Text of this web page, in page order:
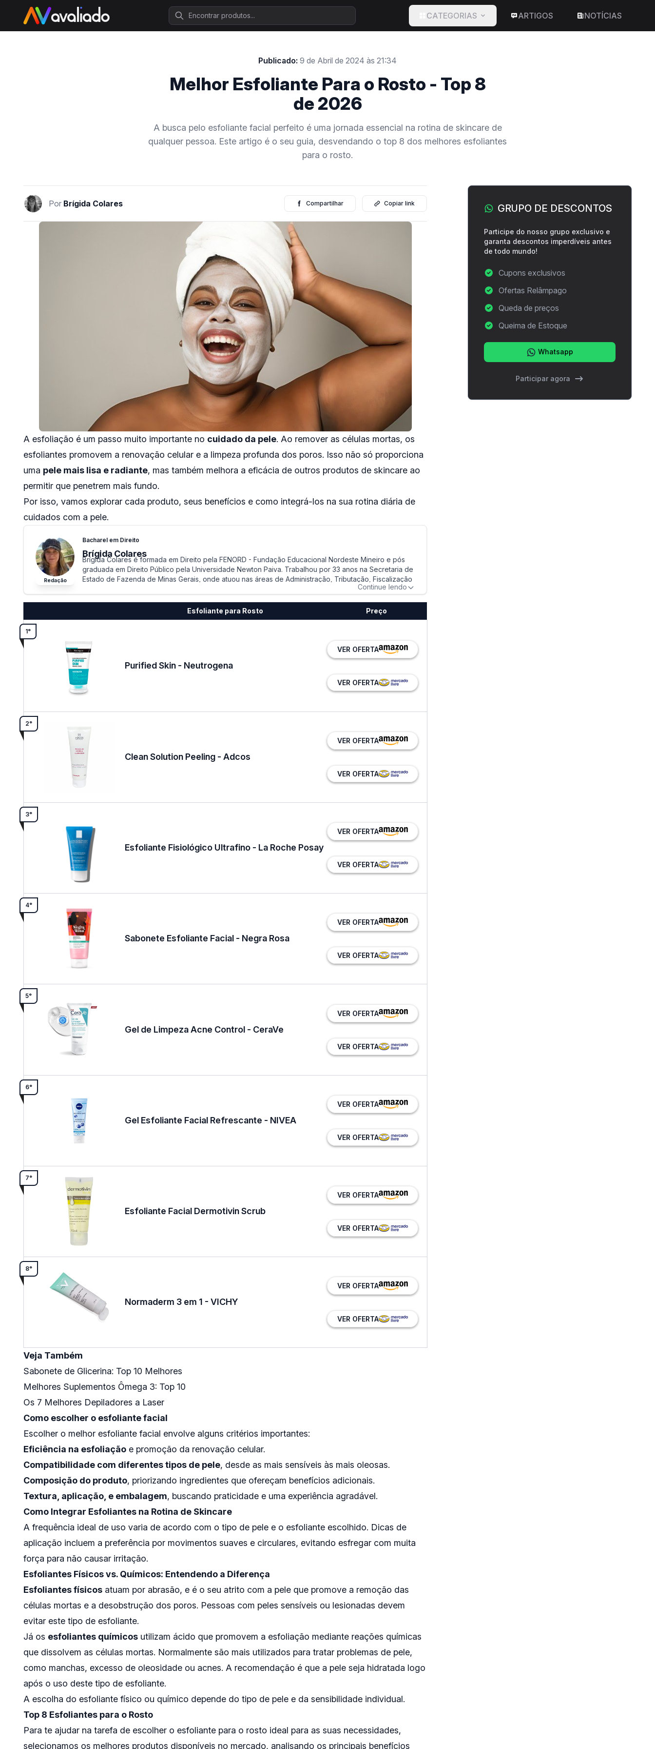
Procurar
CATEGORIAS ARTIGOS NOTÍCIAS
Publicado: 9 de Abril de 2024 às 21:34
Melhor Esfoliante Para o Rosto - Top 8
de 2026
A busca pelo esfoliante facial perfeito é uma jornada essencial na rotina de skincare de
qualquer pessoa. Este artigo é o seu guia, desvendando o top 8 dos melhores esfoliantes
para o rosto.
Por Brígida Colares Compartilhar Copiar link
A esfoliação é um passo muito importante no cuidado da pele. Ao remover as células mortas, os
esfoliantes promovem a renovação celular e a limpeza profunda dos poros. Isso não só proporciona
uma pele mais lisa e radiante, mas também melhora a eficácia de outros produtos de skincare ao
permitir que penetrem mais fundo.
Por isso, vamos explorar cada produto, seus benefícios e como integrá-los na sua rotina diária de
cuidados com a pele.
Redação
Bacharel em Direito
Brígida Colares
Brígida Colares é formada em Direito pela FENORD - Fundação Educacional Nordeste Mineiro e pós
graduada em Direito Público pela Universidade Newton Paiva. Trabalhou por 33 anos na Secretaria de
Estado de Fazenda de Minas Gerais, onde atuou nas áreas de Administração, Tributação, Fiscalização
Continue lendo
Esfoliante para Rosto Preço
1°
Purified Skin - Neutrogena
VER OFERTA
VER OFERTA
2°
Clean Solution Peeling - Adcos
VER OFERTA
VER OFERTA
3°
Esfoliante Fisiológico Ultrafino - La Roche Posay
VER OFERTA
VER OFERTA
4°
Sabonete Esfoliante Facial - Negra Rosa
VER OFERTA
VER OFERTA
5°
Gel de Limpeza Acne Control - CeraVe
VER OFERTA
VER OFERTA
6°
Gel Esfoliante Facial Refrescante - NIVEA
VER OFERTA
VER OFERTA
7°
Esfoliante Facial Dermotivin Scrub
VER OFERTA
VER OFERTA
8°
Normaderm 3 em 1 - VICHY
VER OFERTA
VER OFERTA
Veja Também
Sabonete de Glicerina: Top 10 Melhores
Melhores Suplementos Ômega 3: Top 10
Os 7 Melhores Depiladores a Laser
Como escolher o esfoliante facial
Escolher o melhor esfoliante facial envolve alguns critérios importantes:
Eficiência na esfoliação e promoção da renovação celular.
Compatibilidade com diferentes tipos de pele, desde as mais sensíveis às mais oleosas.
Composição do produto, priorizando ingredientes que ofereçam benefícios adicionais.
Textura, aplicação, e embalagem, buscando praticidade e uma experiência agradável.
Como Integrar Esfoliantes na Rotina de Skincare
A frequência ideal de uso varia de acordo com o tipo de pele e o esfoliante escolhido. Dicas de
aplicação incluem a preferência por movimentos suaves e circulares, evitando esfregar com muita
força para não causar irritação.
Esfoliantes Físicos vs. Químicos: Entendendo a Diferença
Esfoliantes físicos atuam por abrasão, e é o seu atrito com a pele que promove a remoção das
células mortas e a desobstrução dos poros. Pessoas com peles sensíveis ou lesionadas devem
evitar este tipo de esfoliante.
Já os esfoliantes químicos utilizam ácido que promovem a esfoliação mediante reações químicas
que dissolvem as células mortas. Normalmente são mais utilizados para tratar problemas de pele,
como manchas, excesso de oleosidade ou acnes. A recomendação é que a pele seja hidratada logo
após o uso deste tipo de esfoliante.
A escolha do esfoliante físico ou químico depende do tipo de pele e da sensibilidade individual.
Top 8 Esfoliantes para o Rosto
Para te ajudar na tarefa de escolher o esfoliante para o rosto ideal para as suas necessidades,
selecionamos os melhores produtos disponíveis no mercado, analisando os principais benefícios
Barra lateral
GRUPO DE DESCONTOS
Participe do nosso grupo exclusivo e
garanta descontos imperdíveis antes
de todo mundo!
Cupons exclusivos
Ofertas Relâmpago
Queda de preços
Queima de Estoque
Whatsapp
Participar agora